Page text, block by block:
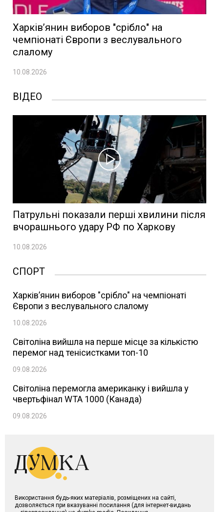
Харків’янин виборов "срібло" на
чемпіонаті Європи з веслувального
слалому
10.08.2026
ВІДЕО
Патрульні показали перші хвилини після
вчорашнього удару РФ по Харкову
10.08.2026
СПОРТ
Харків’янин виборов "срібло" на чемпіонаті
Європи з веслувального слалому
10.08.2026
Світоліна вийшла на перше місце за кількістю
перемог над тенісистками топ-10
09.08.2026
Світоліна перемогла американку і вийшла у
чвертьфінал WTA 1000 (Канада)
09.08.2026
Використання будь-яких матеріалів, розміщених на сайті,
дозволяється при вказуванні посилання (для інтернет-видань